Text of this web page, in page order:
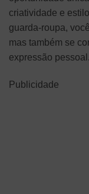
criatividade e
guarda-roupa,
mas também se
expressão pessoal.
Publicidade